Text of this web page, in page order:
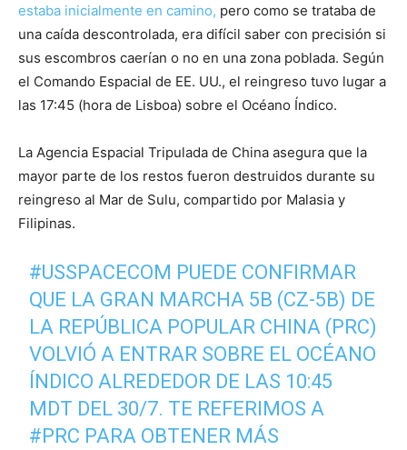
estaba inicialmente en camino, pero como se trataba de
una caída descontrolada, era difícil saber con precisión si
sus escombros caerían o no en una zona poblada. Según
el Comando Espacial de EE. UU., el reingreso tuvo lugar a
las 17:45 (hora de Lisboa) sobre el Océano Índico.
La Agencia Espacial Tripulada de China asegura que la
mayor parte de los restos fueron destruidos durante su
reingreso al Mar de Sulu, compartido por Malasia y
Filipinas.
#USSPACECOM PUEDE CONFIRMAR
QUE LA GRAN MARCHA 5B (CZ-5B) DE
LA REPÚBLICA POPULAR CHINA (PRC)
VOLVIÓ A ENTRAR SOBRE EL OCÉANO
ÍNDICO ALREDEDOR DE LAS 10:45
MDT DEL 30/7. TE REFERIMOS A
#PRC PARA OBTENER MÁS